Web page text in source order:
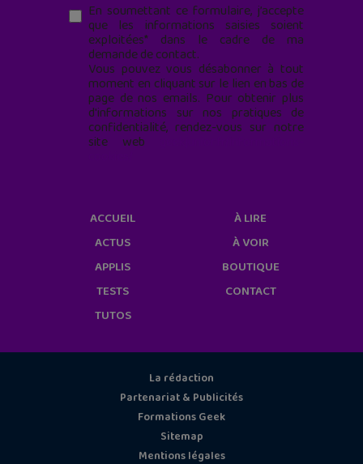
En soumettant ce formulaire, j’accepte
que les informations saisies soient
exploitées* dans le cadre de ma
demande de contact.
Vous pouvez vous désabonner à tout
moment en cliquant sur le lien en bas de
page de nos emails. Pour obtenir plus
d'informations sur nos pratiques de
confidentialité, rendez-vous sur notre
site web
ACCUEIL
ACTUS
APPLIS
TESTS
TUTOS
À LIRE
À VOIR
BOUTIQUE
CONTACT
La rédaction
Partenariat & Publicités
Formations Geek
Sitemap
Mentions légales